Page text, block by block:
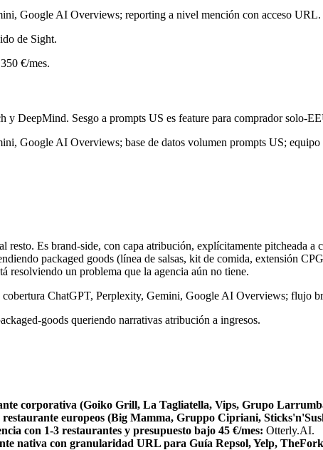
Google AI Overviews; reporting a nivel mención con acceso URL.
de Sight.
€/mes.
y DeepMind. Sesgo a prompts US es feature para comprador
Google AI Overviews; base de datos volumen prompts US;
resto. Es brand-side, con capa atribución, explícitamente pitcheada
packaged goods (línea de salsas, kit de comida, extensión
resolviendo un problema que la agencia aún no tiene.
cobertura ChatGPT, Perplexity, Gemini, Google AI Overviews; flujo
goods queriendo narrativas atribución a ingresos.
corporativa (Goiko Grill, La Tagliatella, Vips, Grupo
europeos (Big Mamma, Gruppo Cipriani,
con 1-3 restaurantes y presupuesto bajo 45 €/mes: Otterly.AI.
nativa con granularidad URL para Guía Repsol, Yelp,